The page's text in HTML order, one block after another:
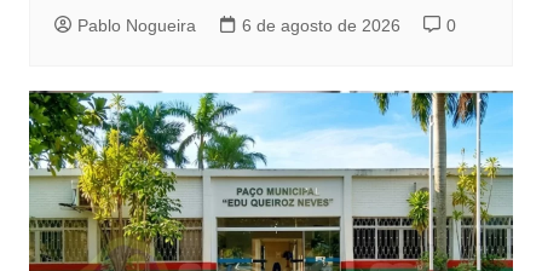
Pablo Nogueira 6 de agosto de 2026 0